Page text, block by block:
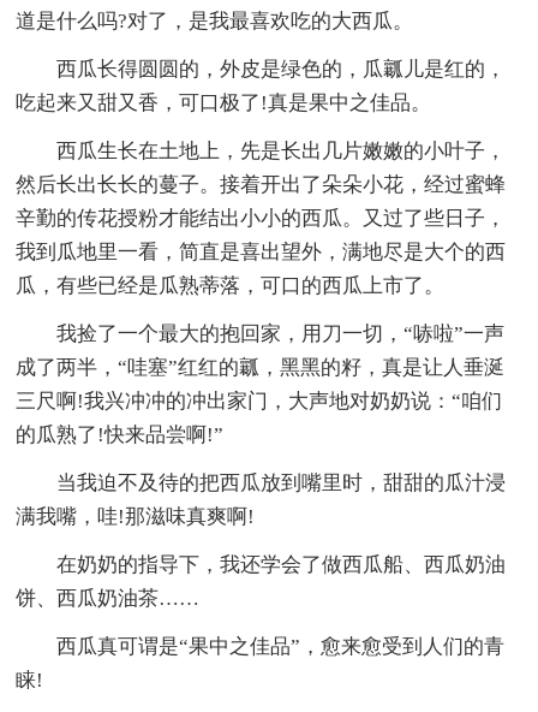
道是什么吗?对了，是我最喜欢吃的大西瓜。
西瓜长得圆圆的，外皮是绿色的，瓜瓤儿是红的，
吃起来又甜又香，可口极了!真是果中之佳品。
西瓜生长在土地上，先是长出几片嫩嫩的小叶子，
然后长出长长的蔓子。接着开出了朵朵小花，经过蜜蜂
辛勤的传花授粉才能结出小小的西瓜。又过了些日子，
我到瓜地里一看，简直是喜出望外，满地尽是大个的西
瓜，有些已经是瓜熟蒂落，可口的西瓜上市了。
我捡了一个最大的抱回家，用刀一切，“哧啦”一声
成了两半，“哇塞”红红的瓤，黑黑的籽，真是让人垂涎
三尺啊!我兴冲冲的冲出家门，大声地对奶奶说：“咱们
的瓜熟了!快来品尝啊!”
当我迫不及待的把西瓜放到嘴里时，甜甜的瓜汁浸
满我嘴，哇!那滋味真爽啊!
在奶奶的指导下，我还学会了做西瓜船、西瓜奶油
饼、西瓜奶油茶……
西瓜真可谓是“果中之佳品”，愈来愈受到人们的青
睐!